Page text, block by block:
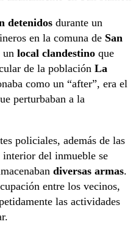
detenidos durante un
en la comuna de San
un local clandestino que
de la población La
como un “after”, era el
perturbaban a la
policiales, además de las
interior del inmueble se
diversas armas.
entre los vecinos,
las actividades